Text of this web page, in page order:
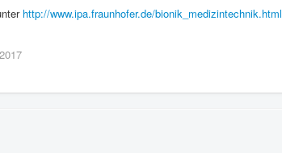
http://​www​.ipa​.fraun​hofer​.de/​b​i​o​n​i​k​_​m​e​d​i​z​i​n​t​e​c​h​n​i​k​.​h​t​m​l
2017